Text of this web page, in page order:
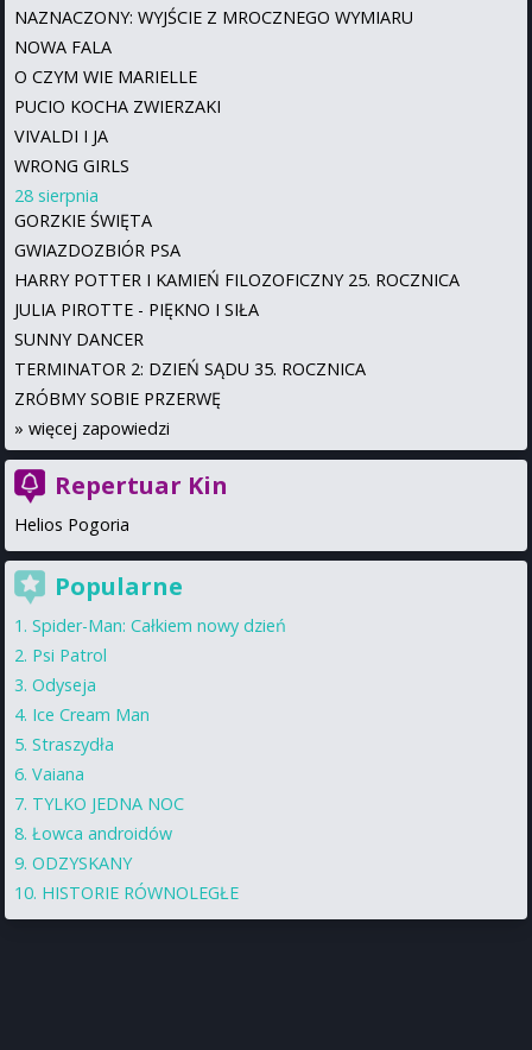
NAZNACZONY: WYJŚCIE Z MROCZNEGO WYMIARU
NOWA FALA
O CZYM WIE MARIELLE
PUCIO KOCHA ZWIERZAKI
VIVALDI I JA
WRONG GIRLS
28 sierpnia
GORZKIE ŚWIĘTA
GWIAZDOZBIÓR PSA
HARRY POTTER I KAMIEŃ FILOZOFICZNY 25. ROCZNICA
JULIA PIROTTE - PIĘKNO I SIŁA
SUNNY DANCER
TERMINATOR 2: DZIEŃ SĄDU 35. ROCZNICA
ZRÓBMY SOBIE PRZERWĘ
» więcej zapowiedzi
Repertuar Kin
Helios Pogoria
Popularne
Spider-Man: Całkiem nowy dzień
Psi Patrol
Odyseja
Ice Cream Man
Straszydła
Vaiana
TYLKO JEDNA NOC
Łowca androidów
ODZYSKANY
HISTORIE RÓWNOLEGŁE